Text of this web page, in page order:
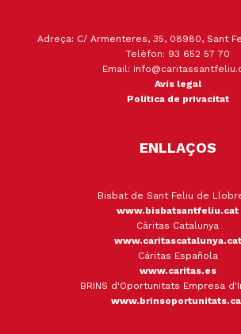
Adreça: C/ Armenteres, 35, 08980, Sant
Telèfon: 93 652 57 70
Email:
Avís legal
Política de privacitat
ENLLAÇOS
Bisbat de Sant Feliu de
www.bisbatsantfeliu.cat
Càritas Catalunya
www.caritascatalunya.cat
Cáritas Española
www.caritas.es
BRINS d'Oportunitats Empresa